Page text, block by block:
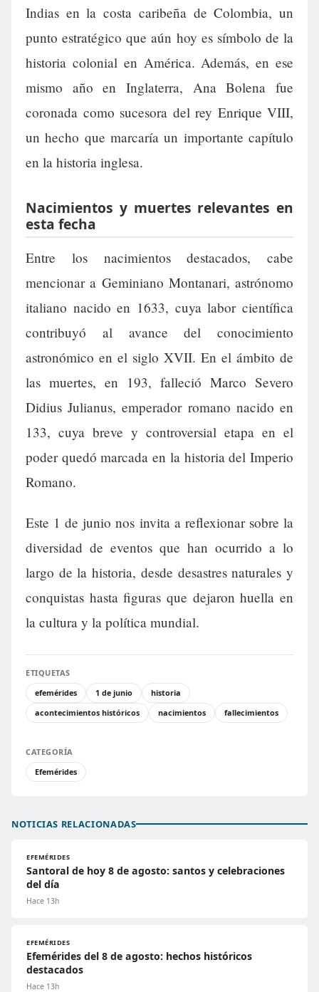
Indias en la costa caribeña de Colombia, un
punto estratégico que aún hoy es símbolo de la
historia colonial en América. Además, en ese
mismo año en Inglaterra, Ana Bolena fue
coronada como sucesora del rey Enrique VIII,
un hecho que marcaría un importante capítulo
en la historia inglesa.
Nacimientos y muertes relevantes en
esta fecha
Entre los nacimientos destacados, cabe
mencionar a Geminiano Montanari, astrónomo
italiano nacido en 1633, cuya labor científica
contribuyó al avance del conocimiento
astronómico en el siglo XVII. En el ámbito de
las muertes, en 193, falleció Marco Severo
Didius Julianus, emperador romano nacido en
133, cuya breve y controversial etapa en el
poder quedó marcada en la historia del Imperio
Romano.
Este 1 de junio nos invita a reflexionar sobre la
diversidad de eventos que han ocurrido a lo
largo de la historia, desde desastres naturales y
conquistas hasta figuras que dejaron huella en
la cultura y la política mundial.
ETIQUETAS
efemérides
1 de junio
historia
acontecimientos históricos
nacimientos fallecimientos
CATEGORÍA
Efemérides
NOTICIAS RELACIONADAS
EFEMÉRIDES
Santoral de hoy 8 de agosto: santos y celebraciones
del día
Hace 13h
EFEMÉRIDES
Efemérides del 8 de agosto: hechos históricos
destacados
Hace 13h